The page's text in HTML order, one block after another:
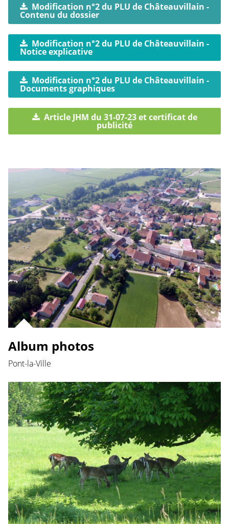
Modification n°2 du PLU de Châteauvillain -
Contenu du dossier
Modification n°2 du PLU de Châteauvillain -
Notice explicative
Modification n°2 du PLU de Châteauvillain -
Documents graphiques
Article JHM du 31-07-23 et certificat de
publicité
Album photos
Pont-la-Ville